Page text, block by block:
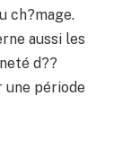
ch?mage.
aussi les
d??
une période